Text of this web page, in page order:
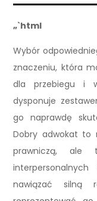
„`html
Wybór
znaczeniu, która
dla przebiegu i
dysponuje
go naprawdę
Dobry adwokat to
prawniczą, ale
nawiązać silną